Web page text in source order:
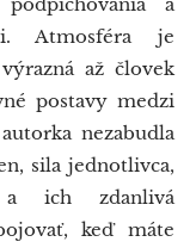
Atmosféra je
až človek
postavy medzi
nezabudla
sila jednotlivca,
a ich zdanlivá
keď máte